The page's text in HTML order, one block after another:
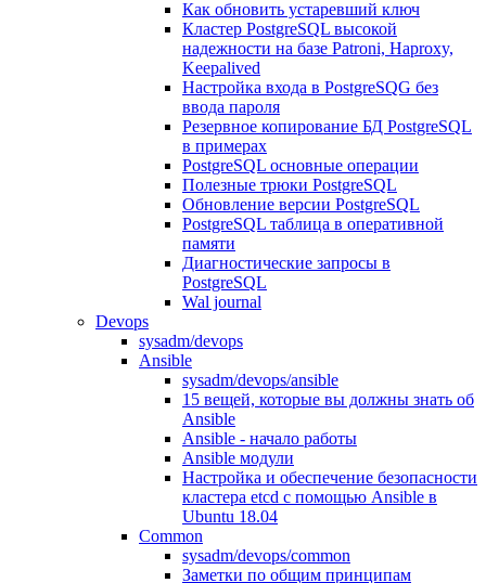
Как обновить устаревший ключ
Кластер PostgreSQL высокой
надежности на базе Patroni, Haproxy,
Keepalived
Настройка входа в PostgreSQG без
ввода пароля
Резервное копирование БД PostgreSQL
в примерах
PostgreSQL основные операции
Полезные трюки PostgreSQL
Обновление версии PostgreSQL
PostgreSQL таблица в оперативной
памяти
Диагностические запросы в
PostgreSQL
Wal journal
Devops
sysadm/devops
Ansible
sysadm/devops/ansible
15 вещей, которые вы должны знать об
Ansible
Ansible - начало работы
Ansible модули
Настройка и обеспечение безопасности
кластера etcd с помощью Ansible в
Ubuntu 18.04
Common
sysadm/devops/common
Заметки по общим принципам